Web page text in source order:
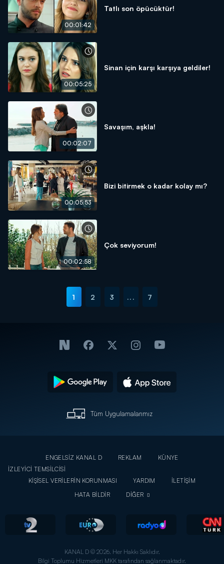
00:01:42
Tatlı son öpücüktür!
00:05:25
Sinan için karşı karşıya geldiler!
00:02:07
Savaşım, aşkla!
00:05:53
Bizi bitirmek o kadar kolay mı?
00:02:58
Çok seviyorum!
1 2 3 ... 7
Tüm Uygulamalarımız
ENGELSİZ KANAL D REKLAM
KÜNYE
İZLEYİCİ TEMSİLCİSİ
KİŞİSEL VERİLERİN KORUNMASI
YARDIM
İLETİŞİM
HATA BİLDİR
DİĞER
KANAL D © 2026. Her Hakkı Saklıdır.
Bilgi Toplumu Hizmetleri MKK tarafından sağlanmaktadır.